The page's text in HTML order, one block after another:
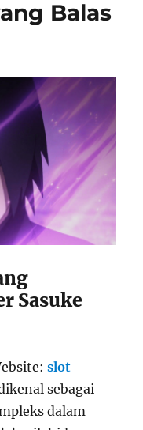
Balas
Sasuke
slot
sebagai
dalam